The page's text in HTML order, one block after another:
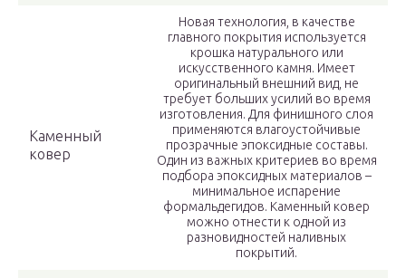
Каменный
ковер
Новая технология, в качестве
главного покрытия используется
крошка натурального или
искусственного камня. Имеет
оригинальный внешний вид, не
требует больших усилий во время
изготовления. Для финишного слоя
применяются влагоустойчивые
прозрачные эпоксидные составы.
Один из важных критериев во время
подбора эпоксидных материалов –
минимальное испарение
формальдегидов. Каменный ковер
можно отнести к одной из
разновидностей наливных
покрытий.